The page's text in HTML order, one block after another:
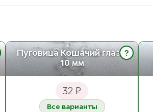
Пуговица Кошачий глаз ⌀
10 мм
?
32 ₽
Все варианты